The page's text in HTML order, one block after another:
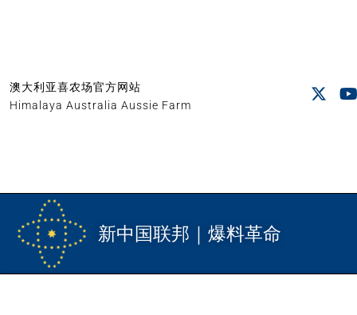
澳大利亚喜农场官方网站
Himalaya Australia Aussie Farm
新中国联邦｜爆料革命